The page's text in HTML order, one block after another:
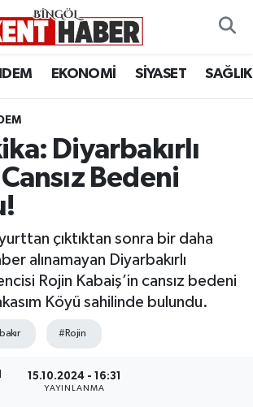
EKONOMİ SİYASET SAĞLIK
Diyarbakırlı
Bedeni
çıktıktan sonra bir daha
alınamayan Diyarbakırlı
Rojin Kabaiş’in cansız bedeni
Köyü sahilinde bulundu.
#Rojin
15.10.2024 - 16:31
YAYINLANMA
Durumu
Vakitleri
Yoğunluk Haritası
Haberleri